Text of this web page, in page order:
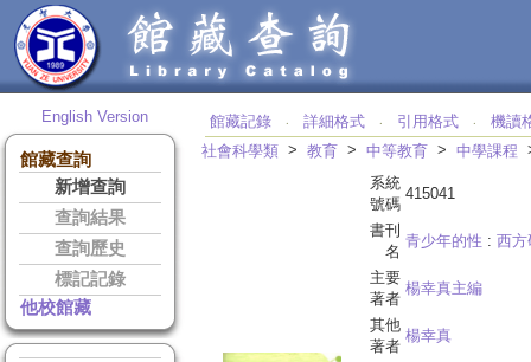
English Version
館藏查詢
新增查詢
查詢結果
查詢歷史
標記記錄
他校館藏
館藏記錄 ‧ 詳細格式 ‧ 引用格式 ‧
機讀
社會科學類 > 教育 > 中等教育 > 中學課程
系統
號碼
415041
書刊
名
青少年的性 : 西方
主要
著者
楊幸真主編
其他
著者
楊幸真